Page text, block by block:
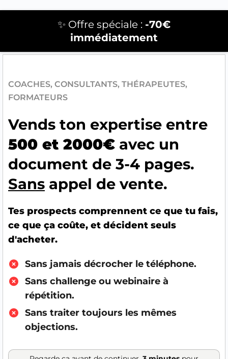
✨ Offre spéciale : -70€
immédiatement
COACHES, CONSULTANTS, THÉRAPEUTES,
FORMATEURS
Vends ton expertise entre
500 et 2000€ avec un
document de 3-4 pages.
Sans appel de vente.
Tes prospects comprennent ce que tu fais,
ce que ça coûte, et décident seuls
d'acheter.
Sans jamais décrocher le téléphone.
Sans challenge ou webinaire à
répétition.
Sans traiter toujours les mêmes
objections.